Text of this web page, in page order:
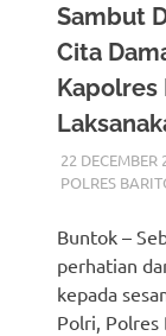
Sambut
Cita
Kapolres
22 DECEMBER
POLRES
Buntok –
perhatian
kepada
Polri, Polres